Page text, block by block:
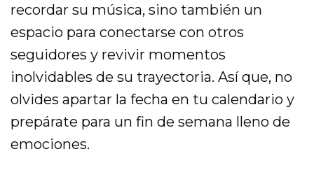
recordar su música, sino también un
espacio para conectarse con otros
seguidores y revivir momentos
inolvidables de su trayectoria. Así que, no
olvides apartar la fecha en tu calendario y
prepárate para un fin de semana lleno de
emociones.